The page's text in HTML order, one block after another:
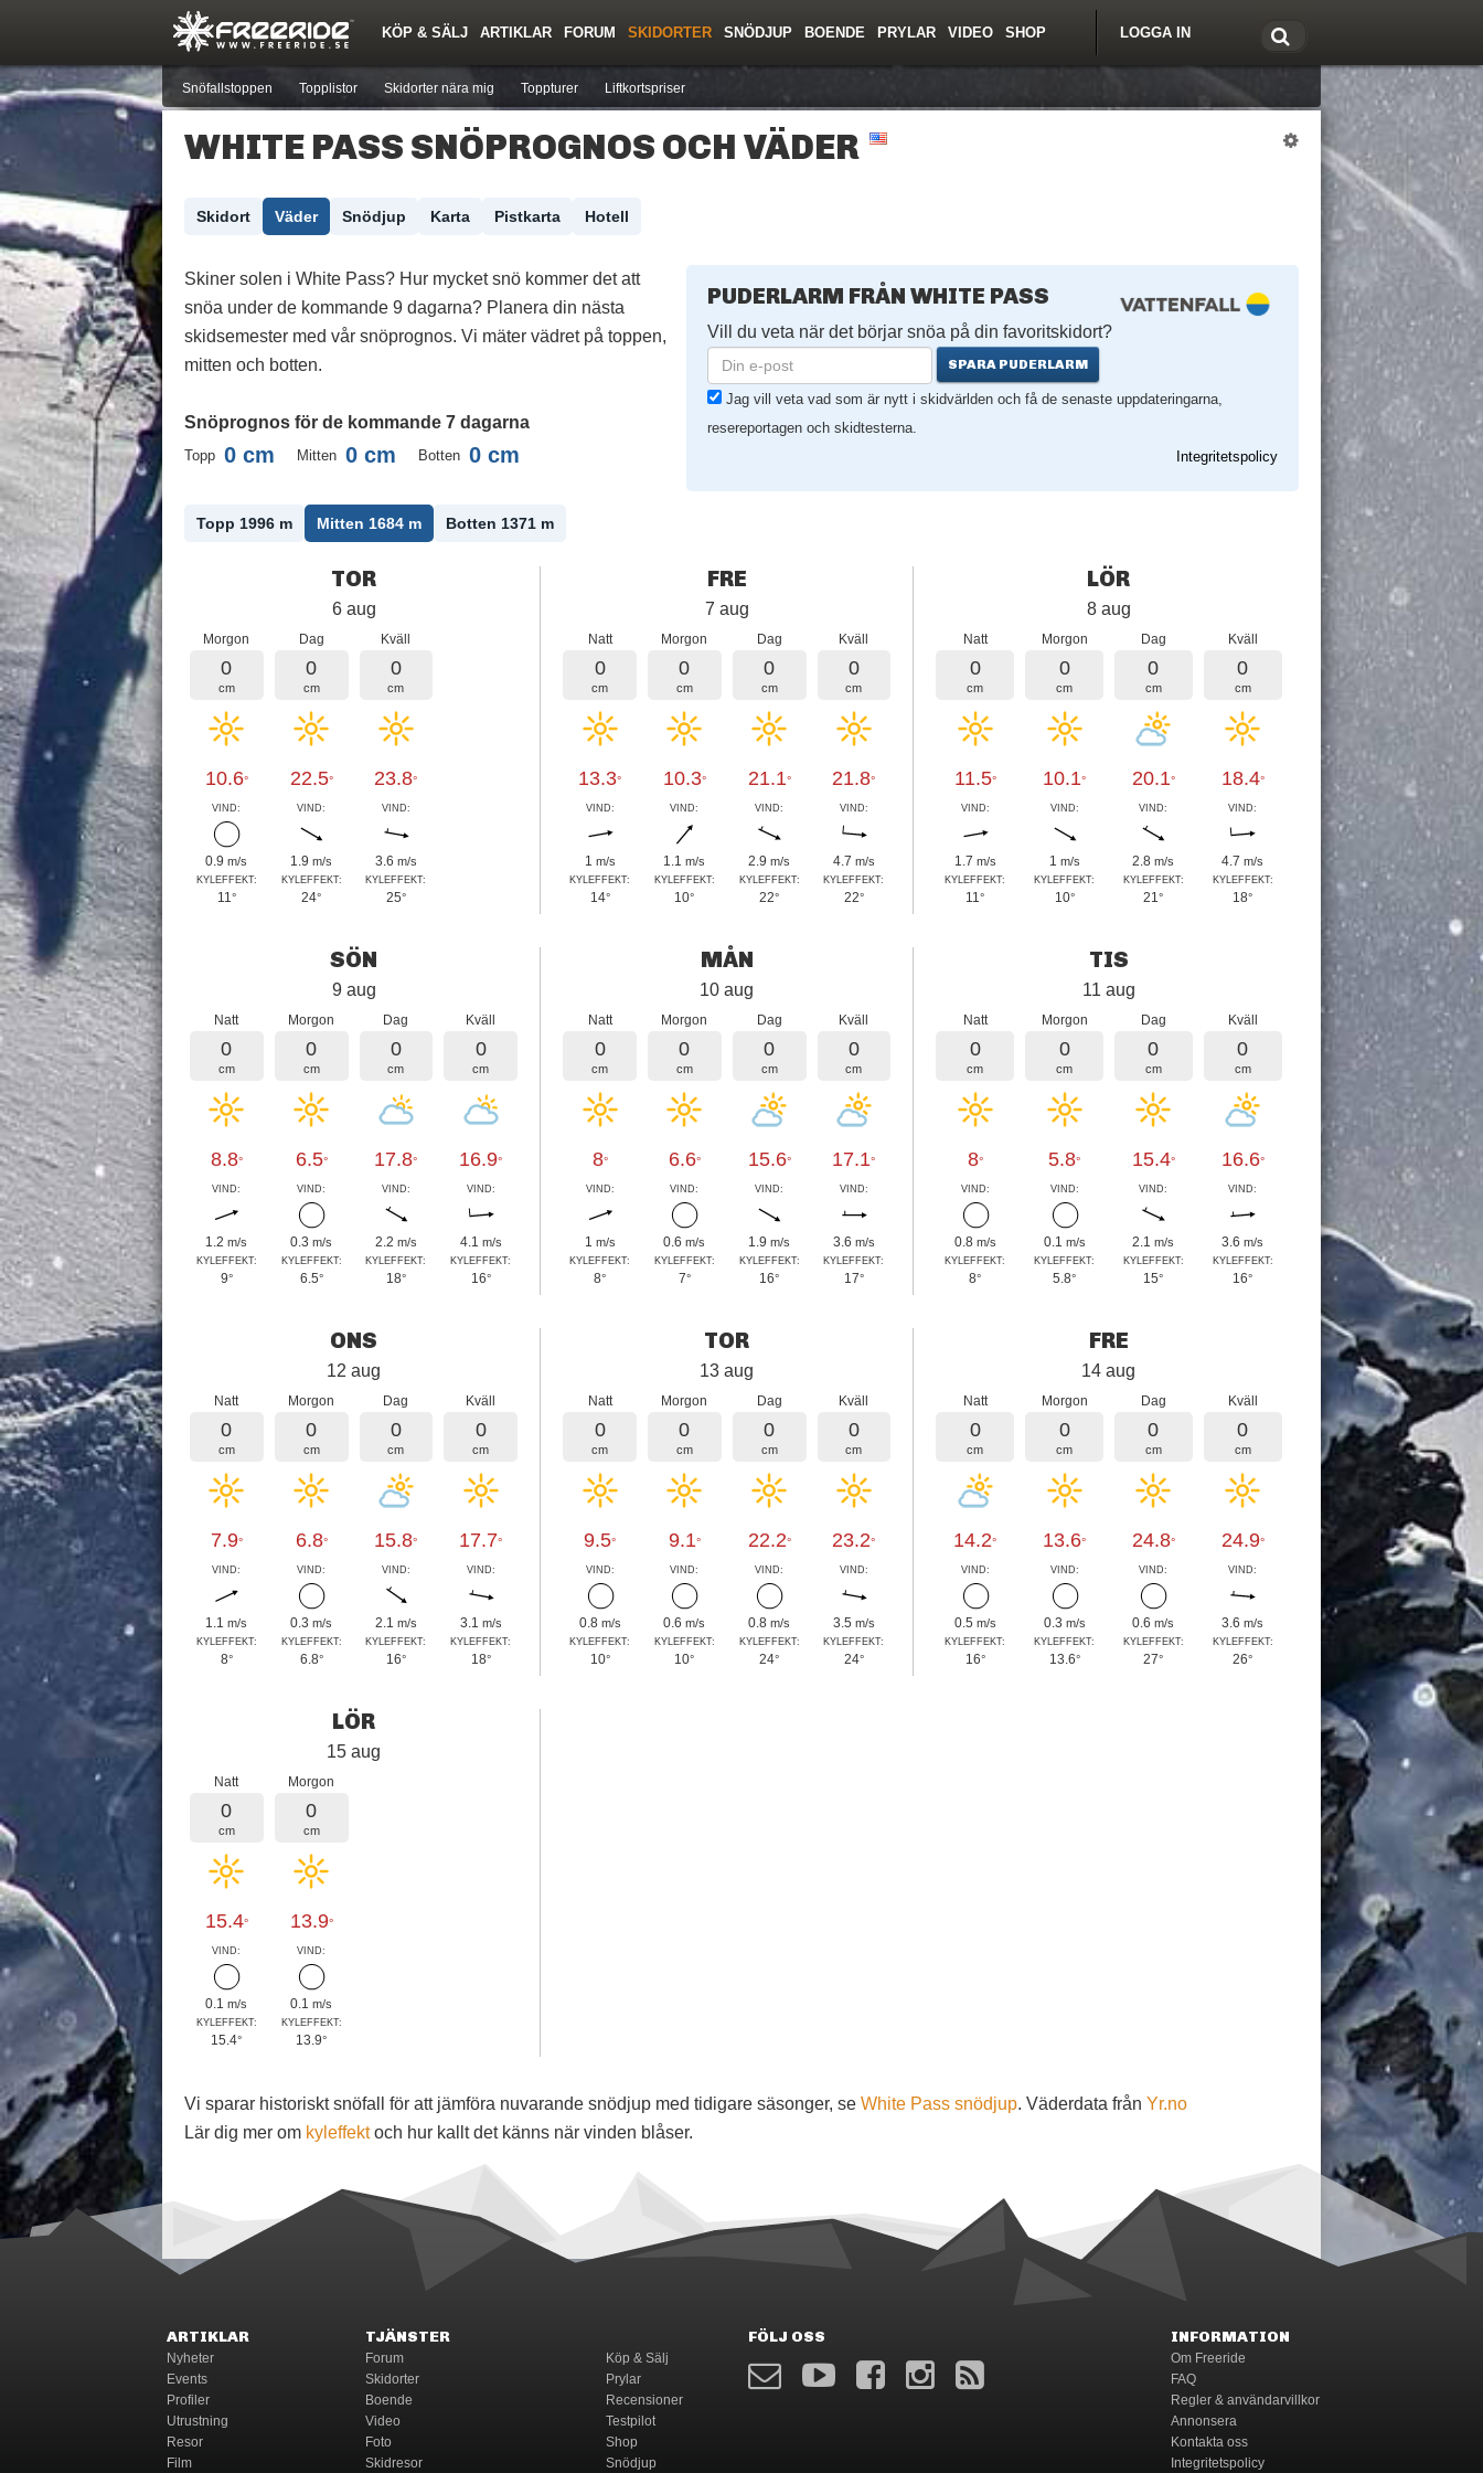
LOGGA IN
KÖP & SÄLJ ARTIKLAR
Nyheter Quiz Events
FORUM
Nya inlägg Forumlista
SKIDORTER
Snöfallstoppen Topplistor Skidorter nära mig Toppturer Liftkortspriser
SNÖDJUP BOENDE PRYLAR
Skidor Pjäxor
VIDEO
Årets Krasch
SHOP
WHITE PASS SNÖPROGNOS OCH VÄDER
Skidort Väder Snödjup Karta Pistkarta Hotell
PUDERLARM FRÅN WHITE PASS
Vill du veta när det börjar snöa på din favoritskidort?
SPARA PUDERLARM
Jag vill veta vad som är nytt i skidvärlden och få de senaste uppdateringarna,
resereportagen och skidtesterna.
Integritetspolicy
Skiner solen i White Pass? Hur mycket snö kommer det att
snöa under de kommande 9 dagarna? Planera din nästa
skidsemester med vår snöprognos. Vi mäter vädret på toppen,
mitten och botten.
Snöprognos för de kommande 7 dagarna
Topp 0 cm Mitten 0 cm Botten 0 cm
Topp 1996 m Mitten 1684 m Botten 1371 m
TOR
6 aug
Morgon
0
cm
10.6°
VIND:
0.9m/s
KYLEFFEKT:
11°
Dag
0
cm
22.5°
VIND:
1.9m/s
KYLEFFEKT:
24°
Kväll
0
cm
23.8°
VIND:
3.6 m/s
KYLEFFEKT:
25°
FRE
7 aug
Natt
0
cm
13.3°
VIND:
1 m/s
KYLEFFEKT:
14°
Morgon
0
cm
10.3°
VIND:
1.1m/s
KYLEFFEKT:
10°
Dag
0
cm
21.1°
VIND:
2.9m/s
KYLEFFEKT:
22°
Kväll
0
cm
21.8°
VIND:
4.7 m/s
KYLEFFEKT:
22°
LÖR
8 aug
Natt
0
cm
11.5°
VIND:
1.7 m/s
KYLEFFEKT:
11°
Morgon
0
cm
10.1°
VIND:
1 m/s
KYLEFFEKT:
10°
Dag
0
cm
20.1°
VIND:
2.8m/s
KYLEFFEKT:
21°
Kväll
0
cm
18.4°
VIND:
4.7m/s
KYLEFFEKT:
18°
SÖN
9 aug
Natt
0
cm
8.8°
VIND:
1.2m/s
KYLEFFEKT:
9°
Morgon
0
cm
6.5°
VIND:
0.3m/s
KYLEFFEKT:
6.5°
Dag
0
cm
17.8°
VIND:
2.2 m/s
KYLEFFEKT:
18°
Kväll
0
cm
16.9°
VIND:
4.1 m/s
KYLEFFEKT:
16°
MÅN
10 aug
Natt
0
cm
8°
VIND:
1 m/s
KYLEFFEKT:
8°
Morgon
0
cm
6.6°
VIND:
0.6m/s
KYLEFFEKT:
7°
Dag
0
cm
15.6°
VIND:
1.9m/s
KYLEFFEKT:
16°
Kväll
0
cm
17.1°
VIND:
3.6 m/s
KYLEFFEKT:
17°
TIS
11 aug
Natt
0
cm
8°
VIND:
0.8 m/s
KYLEFFEKT:
8°
Morgon
0
cm
5.8°
VIND:
0.1 m/s
KYLEFFEKT:
5.8°
Dag
0
cm
15.4°
VIND:
2.1m/s
KYLEFFEKT:
15°
Kväll
0
cm
16.6°
VIND:
3.6m/s
KYLEFFEKT:
16°
ONS
12 aug
Natt
0
cm
7.9°
VIND:
1.1m/s
KYLEFFEKT:
8°
Morgon
0
cm
6.8°
VIND:
0.3m/s
KYLEFFEKT:
6.8°
Dag
0
cm
15.8°
VIND:
2.1 m/s
KYLEFFEKT:
16°
Kväll
0
cm
17.7°
VIND:
3.1 m/s
KYLEFFEKT:
18°
TOR
13 aug
Natt
0
cm
9.5°
VIND:
0.8 m/s
KYLEFFEKT:
10°
Morgon
0
cm
9.1°
VIND:
0.6m/s
KYLEFFEKT:
10°
Dag
0
cm
22.2°
VIND:
0.8m/s
KYLEFFEKT:
24°
Kväll
0
cm
23.2°
VIND:
3.5 m/s
KYLEFFEKT:
24°
FRE
14 aug
Natt
0
cm
14.2°
VIND:
0.5 m/s
KYLEFFEKT:
16°
Morgon
0
cm
13.6°
VIND:
0.3 m/s
KYLEFFEKT:
13.6°
Dag
0
cm
24.8°
VIND:
0.6m/s
KYLEFFEKT:
27°
Kväll
0
cm
24.9°
VIND:
3.6m/s
KYLEFFEKT:
26°
LÖR
15 aug
Natt
0
cm
15.4°
VIND:
0.1m/s
KYLEFFEKT:
15.4°
Morgon
0
cm
13.9°
VIND:
0.1m/s
KYLEFFEKT:
13.9°
Vi sparar historiskt snöfall för att jämföra nuvarande snödjup med tidigare säsonger, se White Pass snödjup. Väderdata från Yr.no
Lär dig mer om kyleffektoch hur kallt det känns när vinden blåser.
ARTIKLAR
Nyheter
Events
Profiler
Utrustning
Resor
Film
TJÄNSTER
Forum
Skidorter
Boende
Video
Foto
Skidresor
Köp & Sälj
Prylar
Recensioner
Testpilot
Shop
Snödjup
FÖLJ OSS INFORMATION
Om Freeride
FAQ
Regler & användarvillkor
Annonsera
Kontakta oss
Integritetspolicy